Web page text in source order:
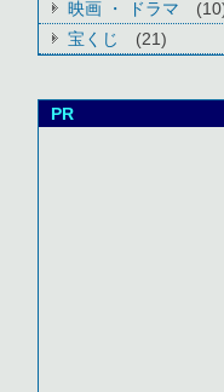
映画 ・ ドラマ
宝くじ
(21)
PR